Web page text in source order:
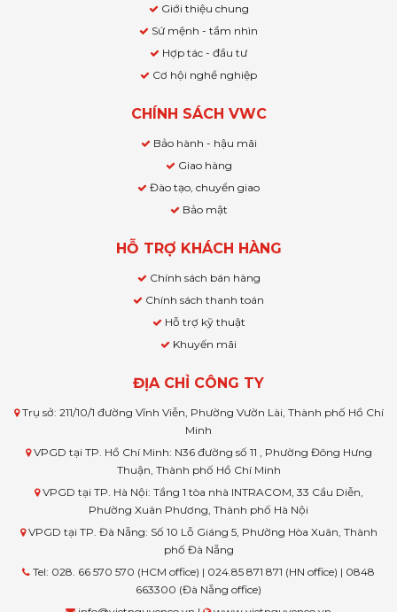
Giới thiệu chung
Sứ mệnh - tầm nhìn
Hợp tác - đầu tư
Cơ hội nghề nghiệp
CHÍNH SÁCH VWC
Bảo hành - hậu mãi
Giao hàng
Đào tạo, chuyển giao
Bảo mật
HỖ TRỢ KHÁCH HÀNG
Chính sách bán hàng
Chính sách thanh toán
Hỗ trợ kỹ thuật
Khuyến mãi
ĐỊA CHỈ CÔNG TY
Trụ sở: 211/10/1 đường Vĩnh Viễn, Phường Vườn Lài, Thành phố Hồ Chí
Minh
VPGD tại TP. Hồ Chí Minh: N36 đường số 11 , Phường Đông Hưng
Thuận, Thành phố Hồ Chí Minh
VPGD tại TP. Hà Nội: Tầng 1 tòa nhà INTRACOM, 33 Cầu Diễn,
Phường Xuân Phương, Thành phố Hà Nội
VPGD tại TP. Đà Nẵng: Số 10 Lỗ Giáng 5, Phường Hòa Xuân, Thành
phố Đà Nẵng
Tel: 028. 66 570 570 (HCM office) | 024.85 871 871 (HN office) | 0848
663300 (Đà Nẵng office)